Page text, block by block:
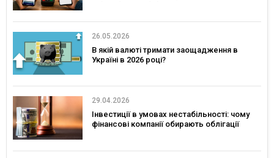
26.05.2026
В якій валюті тримати заощадження в
Україні в 2026 році?
29.04.2026
Інвестиції в умовах нестабільності: чому
фінансові компанії обирають облігації